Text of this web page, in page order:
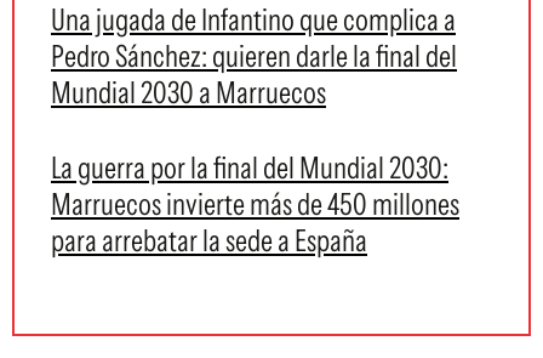
Una jugada de Infantino que complica a
Pedro Sánchez: quieren darle la final del
Mundial 2030 a Marruecos
La guerra por la final del Mundial 2030:
Marruecos invierte más de 450 millones
para arrebatar la sede a España